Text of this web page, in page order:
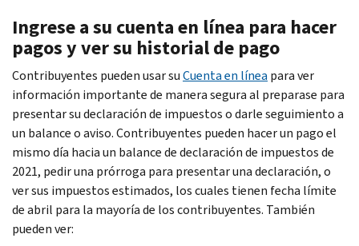
Ingrese a su cuenta en línea para hacer
pagos y ver su historial de pago
Contribuyentes pueden usar suCuenta en línea para ver
información importante de manera segura al preparase para
presentar su declaración de impuestos o darle seguimiento a
un balance o aviso. Contribuyentes pueden hacer un pago el
mismo día hacia un balance de declaración de impuestos de
2021, pedir una prórroga para presentar una declaración, o
ver sus impuestos estimados, los cuales tienen fecha límite
de abril para la mayoría de los contribuyentes. También
pueden ver: